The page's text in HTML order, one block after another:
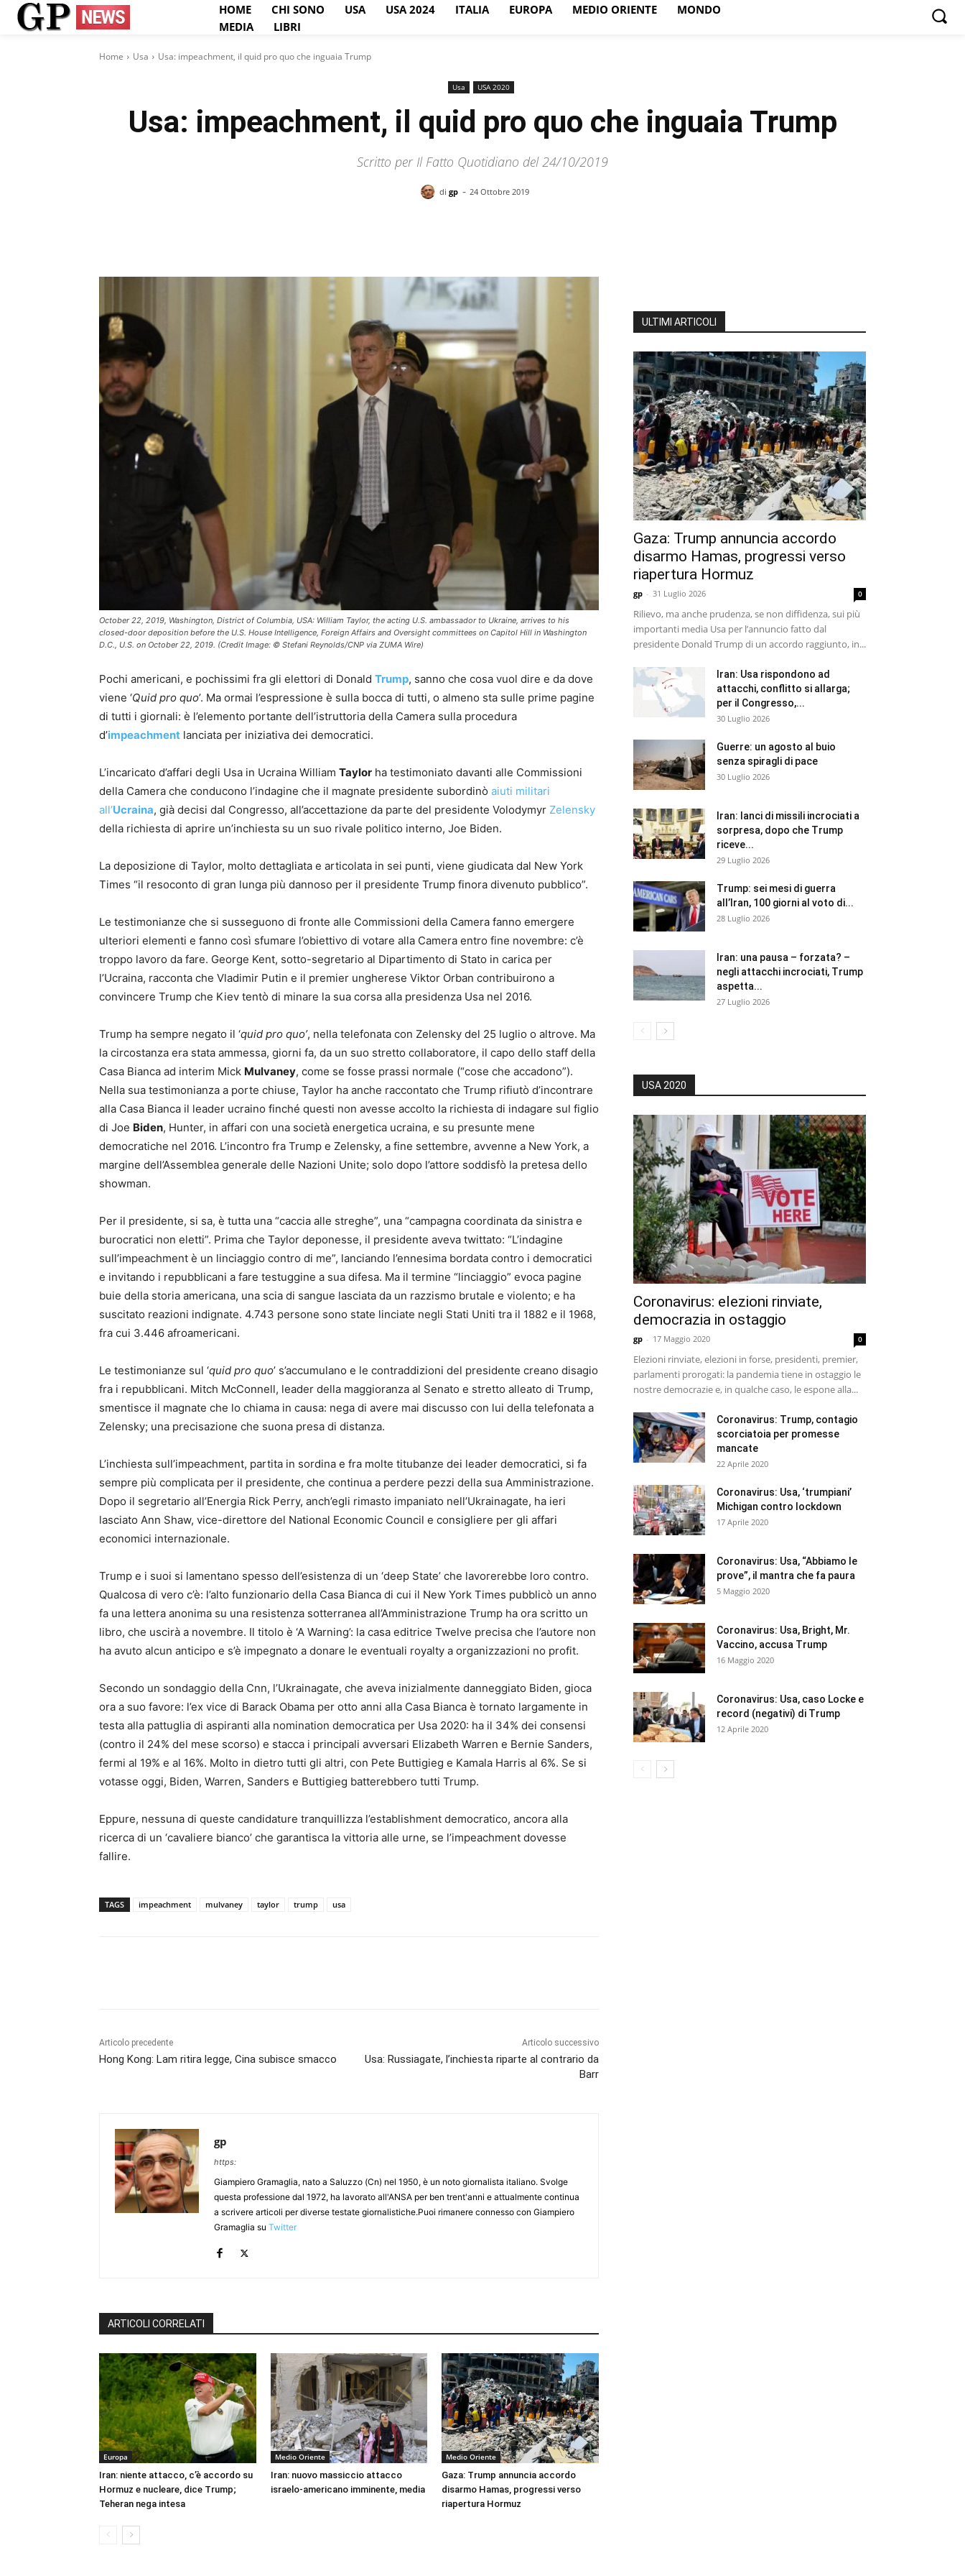
HOME CHI SONO USA USA 2024 ITALIA EUROPA MEDIO ORIENTE
MONDO
MEDIA
LIBRI
Home Usa Usa: impeachment, il quid pro quo che inguaia Trump
Usa USA 2020
Usa: impeachment, il quid pro quo che inguaia Trump
Scritto per Il Fatto Quotidiano del 24/10/2019
di gp - 24 Ottobre 2019
October 22, 2019, Washington, District of Columbia, USA: William Taylor, the acting U.S. ambassador to Ukraine, arrives to his
closed-door deposition before the U.S. House Intelligence, Foreign Affairs and Oversight committees on Capitol Hill in Washington
D.C., U.S. on October 22, 2019. (Credit Image: © Stefani Reynolds/CNP via ZUMA Wire)
Pochi americani, e pochissimi fra gli elettori di Donald Trump, sanno che cosa vuol dire e da dove
viene ‘Quid pro quo’. Ma ormai l’espressione è sulla bocca di tutti, o almeno sta sulle prime pagine
di tutti i giornali: è l’elemento portante dell’istruttoria della Camera sulla procedura
d’impeachment lanciata per iniziativa dei democratici.
L’incaricato d’affari degli Usa in Ucraina William Taylor ha testimoniato davanti alle Commissioni
della Camera che conducono l’indagine che il magnate presidente subordinò aiuti militari
all’Ucraina, già decisi dal Congresso, all’accettazione da parte del presidente Volodymyr Zelensky
della richiesta di aprire un’inchiesta su un suo rivale politico interno, Joe Biden.
La deposizione di Taylor, molto dettagliata e articolata in sei punti, viene giudicata dal New York
Times “il resoconto di gran lunga più dannoso per il presidente Trump finora divenuto pubblico”.
Le testimonianze che si susseguono di fronte alle Commissioni della Camera fanno emergere
ulteriori elementi e fanno così sfumare l’obiettivo di votare alla Camera entro fine novembre: c’è
troppo lavoro da fare. George Kent, sotto-segretario al Dipartimento di Stato in carica per
l’Ucraina, racconta che Vladimir Putin e il premier ungherese Viktor Orban contribuirono a
convincere Trump che Kiev tentò di minare la sua corsa alla presidenza Usa nel 2016.
Trump ha sempre negato il ‘quid pro quo’, nella telefonata con Zelensky del 25 luglio o altrove. Ma
la circostanza era stata ammessa, giorni fa, da un suo stretto collaboratore, il capo dello staff della
Casa Bianca ad interim Mick Mulvaney, come se fosse prassi normale (“cose che accadono”).
Nella sua testimonianza a porte chiuse, Taylor ha anche raccontato che Trump rifiutò d’incontrare
alla Casa Bianca il leader ucraino finché questi non avesse accolto la richiesta di indagare sul figlio
di Joe Biden, Hunter, in affari con una società energetica ucraina, e su presunte mene
democratiche nel 2016. L’incontro fra Trump e Zelensky, a fine settembre, avvenne a New York, a
margine dell’Assemblea generale delle Nazioni Unite; solo dopo l’attore soddisfò la pretesa dello
showman.
Per il presidente, si sa, è tutta una “caccia alle streghe”, una “campagna coordinata da sinistra e
burocratici non eletti”. Prima che Taylor deponesse, il presidente aveva twittato: “L’indagine
sull’impeachment è un linciaggio contro di me”, lanciando l’ennesima bordata contro i democratici
e invitando i repubblicani a fare testuggine a sua difesa. Ma il termine “linciaggio” evoca pagine
buie della storia americana, una scia di sangue lasciata da un razzismo brutale e violento; e ha
suscitato reazioni indignate. 4.743 persone sono state linciate negli Stati Uniti tra il 1882 e il 1968,
fra cui 3.446 afroamericani.
Le testimonianze sul ‘quid pro quo’ s’accumulano e le contraddizioni del presidente creano disagio
fra i repubblicani. Mitch McConnell, leader della maggioranza al Senato e stretto alleato di Trump,
smentisce il magnate che lo chiama in causa: nega di avere mai discusso con lui della telefonata a
Zelensky; una precisazione che suona presa di distanza.
L’inchiesta sull’impeachment, partita in sordina e fra molte titubanze dei leader democratici, si fa
sempre più complicata per il presidente, che continua a perdere pezzi della sua Amministrazione.
Dopo il segretario all’Energia Rick Perry, anch’egli rimasto impaniato nell’Ukrainagate, ha ieri
lasciato Ann Shaw, vice-direttore del National Economic Council e consigliere per gli affari
economici internazionale.
Trump e i suoi si lamentano spesso dell’esistenza di un ‘deep State’ che lavorerebbe loro contro.
Qualcosa di vero c’è: l’alto funzionario della Casa Bianca di cui il New York Times pubblicò un anno
fa una lettera anonima su una resistenza sotterranea all’Amministrazione Trump ha ora scritto un
libro, che uscirà a novembre. Il titolo è ‘A Warning’: la casa editrice Twelve precisa che l’autore non
ha avuto alcun anticipo e s’è impegnato a donare le eventuali royalty a organizzazioni no profit.
Secondo un sondaggio della Cnn, l’Ukrainagate, che aveva inizialmente danneggiato Biden, gioca
ora a suo favore: l’ex vice di Barack Obama per otto anni alla Casa Bianca è tornato largamente in
testa alla pattuglia di aspiranti alla nomination democratica per Usa 2020: ha il 34% dei consensi
(contro il 24% del mese scorso) e stacca i principali avversari Elizabeth Warren e Bernie Sanders,
fermi al 19% e al 16%. Molto in dietro tutti gli altri, con Pete Buttigieg e Kamala Harris al 6%. Se si
votasse oggi, Biden, Warren, Sanders e Buttigieg batterebbero tutti Trump.
Eppure, nessuna di queste candidature tranquillizza l’establishment democratico, ancora alla
ricerca di un ‘cavaliere bianco’ che garantisca la vittoria alle urne, se l’impeachment dovesse
fallire.
TAGS impeachment mulvaney taylor trump usa
Articolo precedente
Hong Kong: Lam ritira legge, Cina subisce smacco
Articolo successivo
Usa: Russiagate, l’inchiesta riparte al contrario da
Barr
gp
https:
Giampiero Gramaglia, nato a Saluzzo (Cn) nel 1950, è un noto giornalista italiano. Svolge
questa professione dal 1972, ha lavorato all'ANSA per ben trent'anni e attualmente continua
a scrivere articoli per diverse testate giornalistiche.Puoi rimanere connesso con Giampiero
Gramaglia su Twitter
ARTICOLI CORRELATI
Europa
Iran: niente attacco, c’è accordo su
Hormuz e nucleare, dice Trump;
Teheran nega intesa
Medio Oriente
Iran: nuovo massiccio attacco
israelo-americano imminente, media
Medio Oriente
Gaza: Trump annuncia accordo
disarmo Hamas, progressi verso
riapertura Hormuz
ULTIMI ARTICOLI
Gaza: Trump annuncia accordo
disarmo Hamas, progressi verso
riapertura Hormuz
gp - 31 Luglio 2026 0
Rilievo, ma anche prudenza, se non diffidenza, sui più
importanti media Usa per l’annuncio fatto dal
presidente Donald Trump di un accordo raggiunto, in...
Iran: Usa rispondono ad
attacchi, conflitto si allarga;
per il Congresso,...
30 Luglio 2026
Guerre: un agosto al buio
senza spiragli di pace
30 Luglio 2026
Iran: lanci di missili incrociati a
sorpresa, dopo che Trump
riceve...
29 Luglio 2026
Trump: sei mesi di guerra
all’Iran, 100 giorni al voto di...
28 Luglio 2026
Iran: una pausa – forzata? –
negli attacchi incrociati, Trump
aspetta...
27 Luglio 2026
USA 2020
Coronavirus: elezioni rinviate,
democrazia in ostaggio
gp - 17 Maggio 2020 0
Elezioni rinviate, elezioni in forse, presidenti, premier,
parlamenti prorogati: la pandemia tiene in ostaggio le
nostre democrazie e, in qualche caso, le espone alla...
Coronavirus: Trump, contagio
scorciatoia per promesse
mancate
22 Aprile 2020
Coronavirus: Usa, ‘trumpiani’
Michigan contro lockdown
17 Aprile 2020
Coronavirus: Usa, “Abbiamo le
prove”, il mantra che fa paura
5 Maggio 2020
Coronavirus: Usa, Bright, Mr.
Vaccino, accusa Trump
16 Maggio 2020
Coronavirus: Usa, caso Locke e
record (negativi) di Trump
12 Aprile 2020